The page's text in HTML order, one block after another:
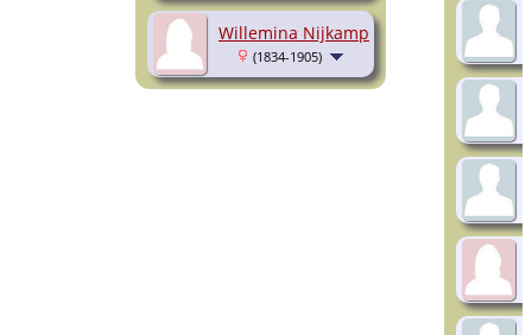
Willemina Nijkamp
(1834-1905)